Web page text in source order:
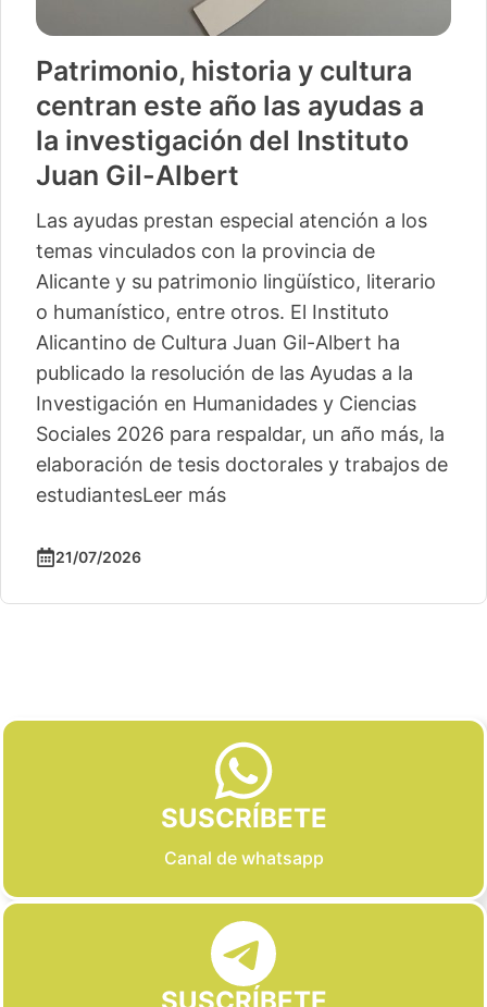
Patrimonio, historia y cultura
centran este año las ayudas a
la investigación del Instituto
Juan Gil-Albert
Las ayudas prestan especial atención a los
temas vinculados con la provincia de
Alicante y su patrimonio lingüístico, literario
o humanístico, entre otros. El Instituto
Alicantino de Cultura Juan Gil-Albert ha
publicado la resolución de las Ayudas a la
Investigación en Humanidades y Ciencias
Sociales 2026 para respaldar, un año más, la
elaboración de tesis doctorales y trabajos de
estudiantesLeer más
21/07/2026
SUSCRÍBETE
Canal de whatsapp